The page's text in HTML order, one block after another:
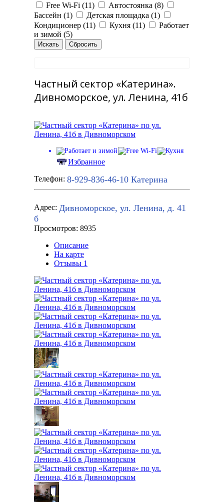
Free Wi-Fi (11)
Автостоянка (8)
Бассейн (1)
Детская площадка (1)
Кондиционер (11)
Кухня (11)
Работает
и зимой (5)
Частный сектор «Катерина».
Дивноморское, ул. Ленина, 41б
Избранное
Телефон: 8-929-836-46-10 Катерина
Адрес: Дивноморское, ул. Ленина, д. 41
б
Просмотров: 8935
Описание
На карте
Отзывы 1